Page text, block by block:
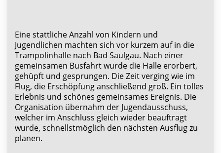
Eine stattliche Anzahl von Kindern und
Jugendlichen machten sich vor kurzem auf in die
Trampolinhalle nach Bad Saulgau. Nach einer
gemeinsamen Busfahrt wurde die Halle erorbert,
gehüpft und gesprungen. Die Zeit verging wie im
Flug, die Erschöpfung anschließend groß. Ein tolles
Erlebnis und schönes gemeinsames Ereignis. Die
Organisation übernahm der Jugendausschuss,
welcher im Anschluss gleich wieder beauftragt
wurde, schnellstmöglich den nächsten Ausflug zu
planen.